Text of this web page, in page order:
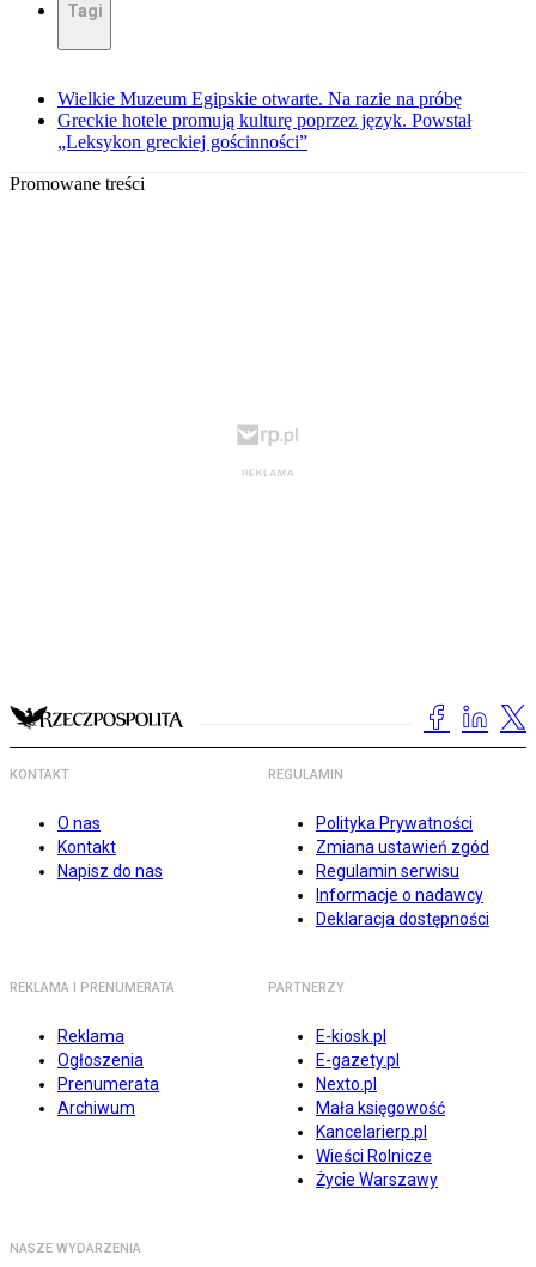
Tagi
Wielkie Muzeum Egipskie otwarte. Na razie na próbę
Greckie hotele promują kulturę poprzez język. Powstał
„Leksykon greckiej gościnności”
Promowane treści
KONTAKT
O nas
Kontakt
Napisz do nas
REGULAMIN
Polityka Prywatności
Zmiana ustawień zgód
Regulamin serwisu
Informacje o nadawcy
Deklaracja dostępności
REKLAMA I PRENUMERATA
Reklama
Ogłoszenia
Prenumerata
Archiwum
PARTNERZY
E-kiosk.pl
E-gazety.pl
Nexto.pl
Mała księgowość
Kancelarierp.pl
Wieści Rolnicze
Życie Warszawy
NASZE WYDARZENIA